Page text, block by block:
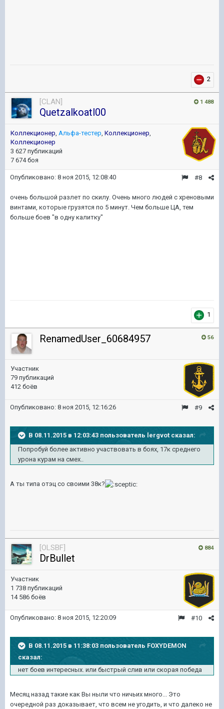
2
1 488
[CLAN]
Quetzalkoatl00
Коллекционер, Альфа-тестер, Коллекционер,
Коллекционер
3 627 публикаций
7 674 боя
#8
Опубликовано: 8 ноя 2015, 12:08:40
очень большой разлет по скилу. Очень много людей с хреновыми
винтами, которые грузятся по 5 минут. Чем больше ЦА, тем
больше боев "в одну калитку"
1
56
RenamedUser_60684957
Участник
79 публикаций
412 боёв
#9
Опубликовано: 8 ноя 2015, 12:16:26
В 08.11.2015 в 12:03:43 пользователь lergvot сказал:
Попробуй более активно участвовать в боях, 17к среднего
урона курам на смех..
А ты типа отэц со своими 38к?
884
[OLSBF]
DrBullet
Участник
1 738 публикаций
14 586 боёв
#10
Опубликовано: 8 ноя 2015, 12:20:09
В 08.11.2015 в 11:38:03 пользователь FOXYDEMON
сказал:
нет боев интересных. или быстрый слив или скорая победа
Месяц назад такие как Вы ныли что ничьих много... Это
очередной раз доказывает, что всем не угодить, и что далеко не